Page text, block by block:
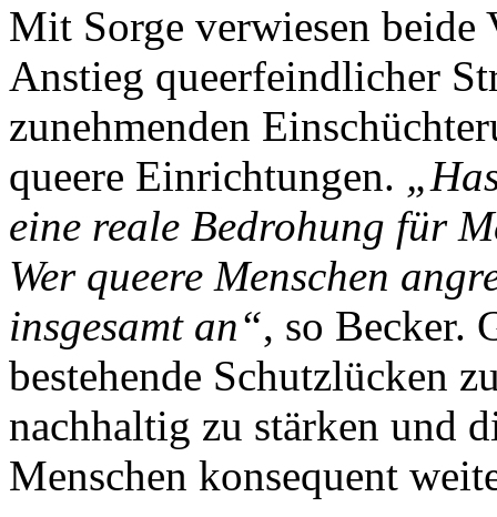
Mit Sorge verwiesen beide
Anstieg queerfeindlicher
zunehmenden
queere Einrichtungen.
eine reale Bedrohung für
Wer queere Menschen
insgesamt an“, so Becker.
bestehende Schutzlücken
nachhaltig zu stärken und
Menschen konsequent